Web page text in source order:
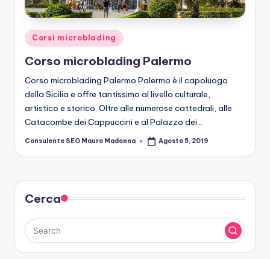
o
b
le
di
n
g
Posted
in
Corsi microblading
Corso microblading Palermo
Corso microblading Palermo Palermo è il capoluogo
della Sicilia e offre tantissimo al livello culturale,
artistico e storico. Oltre alle numerose cattedrali, alle
Catacombe dei Cappuccini e al Palazzo dei…
Posted
Consulente SEO Mauro Madonna Agosto 5, 2019
Cerca